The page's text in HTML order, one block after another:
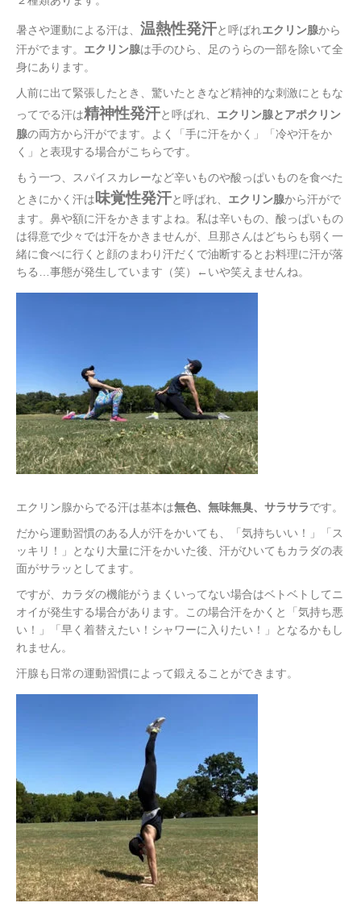
暑さや運動による汗は、 温熱性発汗と呼ばれエクリン腺から
汗がでます。 エクリン腺は手のひら、足のうらの一部を除いて全
身にあります。
人前に出て緊張したとき、驚いたときなど精神的な刺激にともな
ってでる汗は精神性発汗と呼ばれ、 エクリン腺とアポクリン
腺の両方から汗がでます。よく「手に汗をかく」「冷や汗をか
く」と表現する場合がこちらです。
もう一つ、スパイスカレーなど辛いものや酸っぱいものを食べた
ときにかく汗は味覚性発汗と呼ばれ、 エクリン腺から汗がで
ます。鼻や額に汗をかきますよね。私は辛いもの、酸っぱいもの
は得意で少々では汗をかきませんが、旦那さんはどちらも弱く一
緒に食べに行くと顔のまわり汗だくで油断するとお料理に汗が落
ちる…事態が発生しています（笑）←いや笑えませんね。
エクリン腺からでる汗は基本は無色、無味無臭、サラサラです。
だから運動習慣のある人が汗をかいても、「気持ちいい！」「ス
ッキリ！」となり大量に汗をかいた後、汗がひいてもカラダの表
面がサラッとしてます。
ですが、カラダの機能がうまくいってない場合はベトベトしてニ
オイが発生する場合があります。この場合汗をかくと「気持ち悪
い！」「早く着替えたい！シャワーに入りたい！」となるかもし
れません。
汗腺も日常の運動習慣によって鍛えることができます。